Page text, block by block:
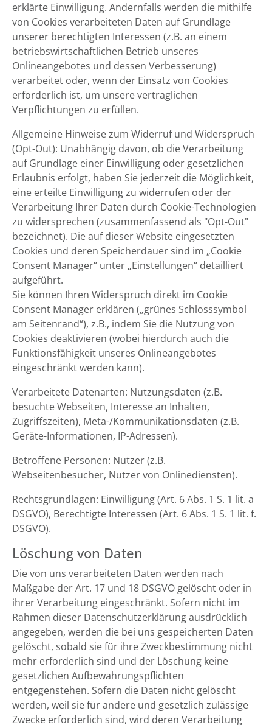
erklärte Einwilligung. Andernfalls werden die mithilfe
von Cookies verarbeiteten Daten auf Grundlage
unserer berechtigten Interessen (z.B. an einem
betriebswirtschaftlichen Betrieb unseres
Onlineangebotes und dessen Verbesserung)
verarbeitet oder, wenn der Einsatz von Cookies
erforderlich ist, um unsere vertraglichen
Verpflichtungen zu erfüllen.
Allgemeine Hinweise zum Widerruf und Widerspruch
(Opt-Out): Unabhängig davon, ob die Verarbeitung
auf Grundlage einer Einwilligung oder gesetzlichen
Erlaubnis erfolgt, haben Sie jederzeit die Möglichkeit,
eine erteilte Einwilligung zu widerrufen oder der
Verarbeitung Ihrer Daten durch Cookie-Technologien
zu widersprechen (zusammenfassend als "Opt-Out"
bezeichnet). Die auf dieser Website eingesetzten
Cookies und deren Speicherdauer sind im „Cookie
Consent Manager“ unter „Einstellungen“ detailliert
aufgeführt.
Sie können Ihren Widerspruch direkt im Cookie
Consent Manager erklären („grünes Schlosssymbol
am Seitenrand“), z.B., indem Sie die Nutzung von
Cookies deaktivieren (wobei hierdurch auch die
Funktionsfähigkeit unseres Onlineangebotes
eingeschränkt werden kann).
Verarbeitete Datenarten: Nutzungsdaten (z.B.
besuchte Webseiten, Interesse an Inhalten,
Zugriffszeiten), Meta-/Kommunikationsdaten (z.B.
Geräte-Informationen, IP-Adressen).
Betroffene Personen: Nutzer (z.B.
Webseitenbesucher, Nutzer von Onlinediensten).
Rechtsgrundlagen: Einwilligung (Art. 6 Abs. 1 S. 1 lit. a
DSGVO), Berechtigte Interessen (Art. 6 Abs. 1 S. 1 lit. f.
DSGVO).
Löschung von Daten
Die von uns verarbeiteten Daten werden nach
Maßgabe der Art. 17 und 18 DSGVO gelöscht oder in
ihrer Verarbeitung eingeschränkt. Sofern nicht im
Rahmen dieser Datenschutzerklärung ausdrücklich
angegeben, werden die bei uns gespeicherten Daten
gelöscht, sobald sie für ihre Zweckbestimmung nicht
mehr erforderlich sind und der Löschung keine
gesetzlichen Aufbewahrungspflichten
entgegenstehen. Sofern die Daten nicht gelöscht
werden, weil sie für andere und gesetzlich zulässige
Zwecke erforderlich sind, wird deren Verarbeitung